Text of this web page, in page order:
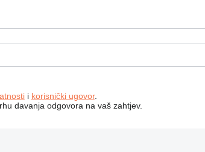
i korisnički ugovor.
davanja odgovora na vaš zahtjev.